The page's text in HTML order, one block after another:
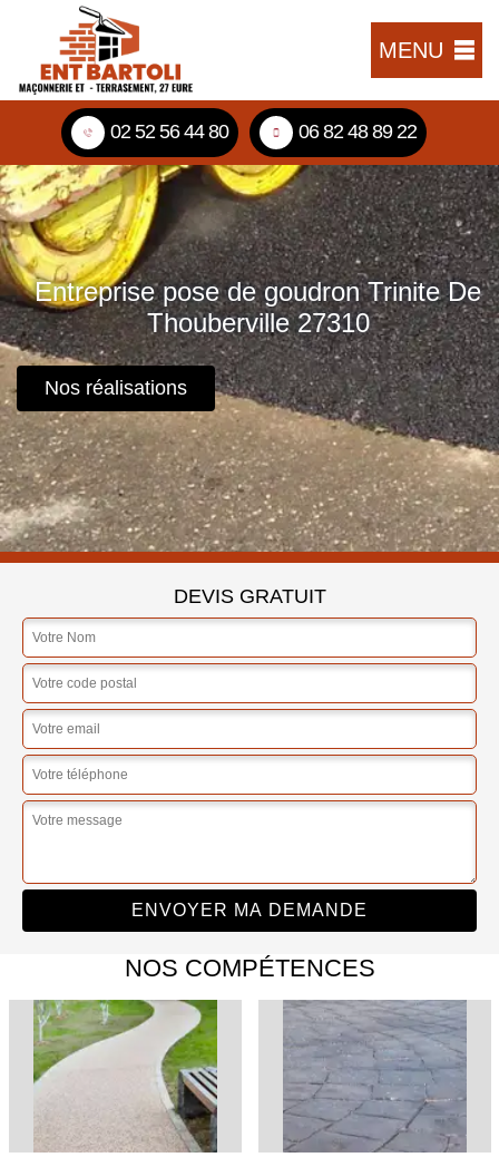
MENU
02 52 56 44 80 06 82 48 89 22
Entreprise pose de goudron Trinite De
Thouberville 27310
Nos réalisations
DEVIS GRATUIT
NOS COMPÉTENCES